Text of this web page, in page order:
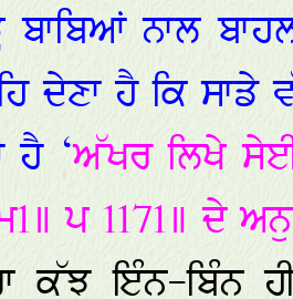
ਬਾਬਿਆਂ ਨਾਲ
ਦੇਣਾ ਹੈ ਕਿ ਸਾਡੇ
ਹੈ ‘ਅੱਖਰ ਲਿਖੇ ਸੇਈ
ਪ 1171॥ ਦੇ
ਕੁੱਝ ਇੰਨ-ਬਿੰਨ